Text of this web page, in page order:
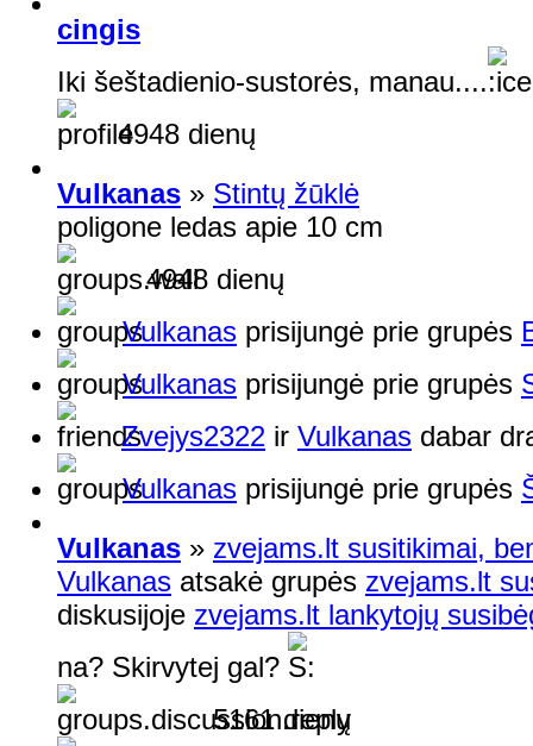
cingis
Iki šeštadienio-sustorės, manau....
4948 dienų
Vulkanas » Stintų žūklė
poligone ledas apie 10 cm
4948 dienų
Vulkanas prisijungė prie grupės
Vulkanas prisijungė prie grupės
Zvejys2322 ir Vulkanas dabar
Vulkanas prisijungė prie grupės
Vulkanas » zvejams.lt susitikimai,
Vulkanas atsakė grupės zvejams.lt
diskusijoje zvejams.lt lankytojų
na? Skirvytej gal?
5161 dienų